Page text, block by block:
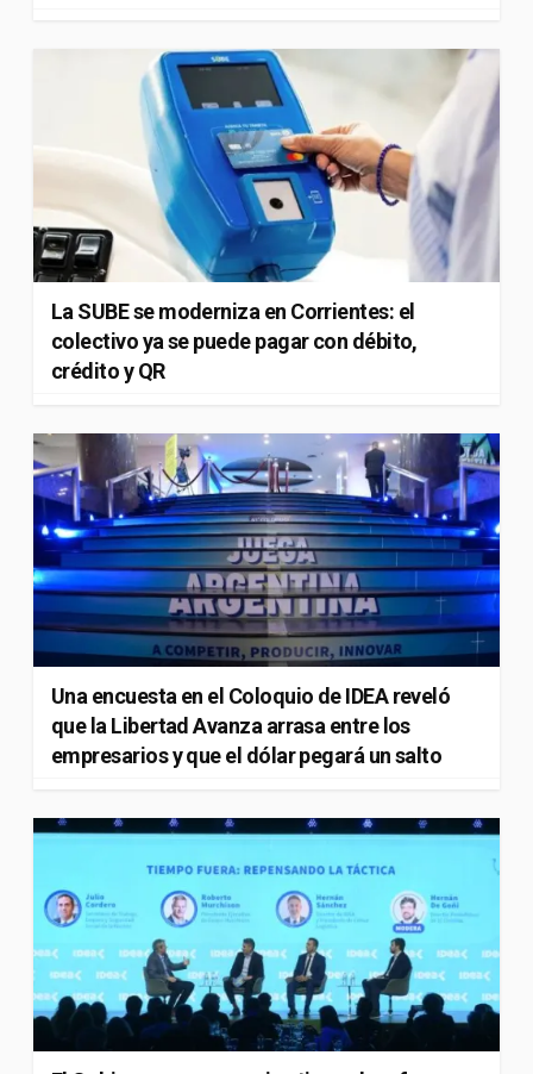
La SUBE se moderniza en Corrientes: el
colectivo ya se puede pagar con débito,
crédito y QR
Una encuesta en el Coloquio de IDEA reveló
que la Libertad Avanza arrasa entre los
empresarios y que el dólar pegará un salto